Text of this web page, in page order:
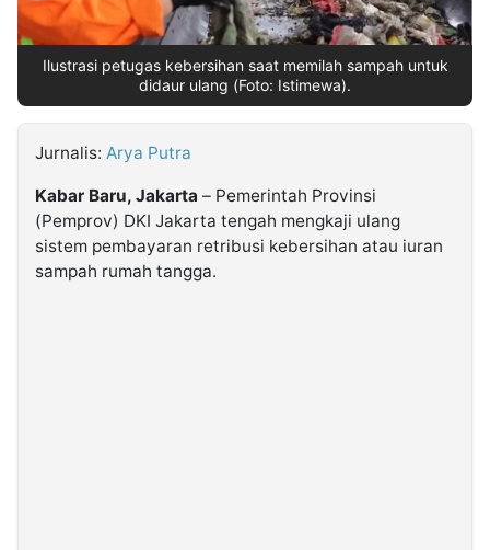
Kabarbaru.co
Ilustrasi petugas kebersihan saat memilah sampah untuk
didaur ulang (Foto: Istimewa).
Jurnalis: Arya Putra
Kabar Baru, Jakarta – Pemerintah Provinsi
(Pemprov) DKI Jakarta tengah mengkaji ulang
sistem pembayaran retribusi kebersihan atau iuran
sampah rumah tangga.